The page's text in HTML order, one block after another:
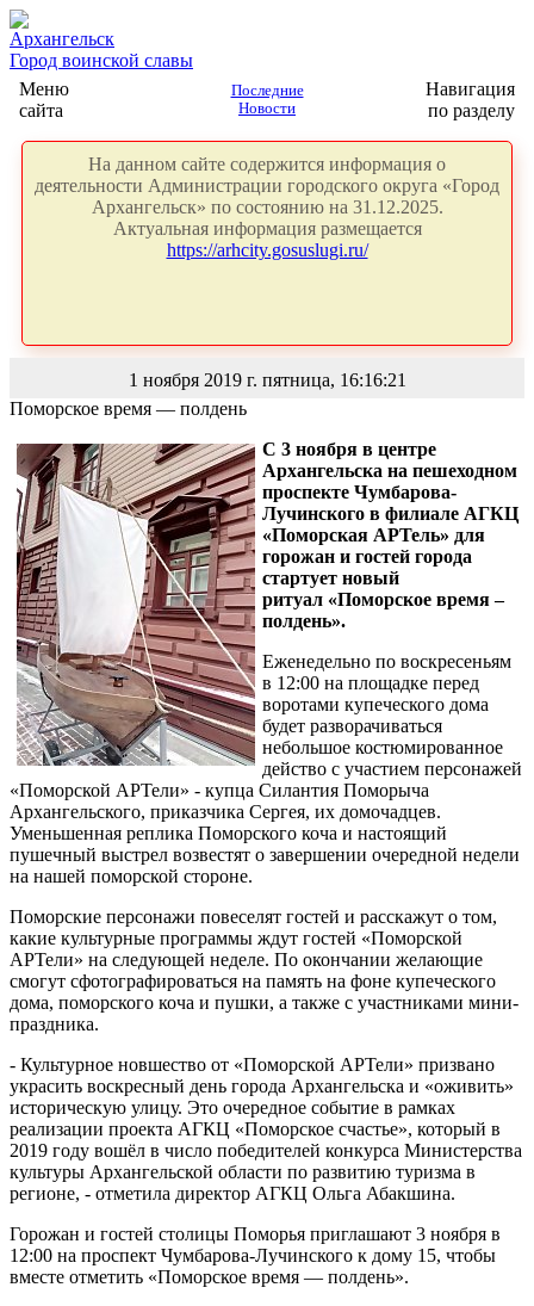
Архангельск
Город воинской славы
Меню
сайта
Последние
Новости
Навигация
по разделу
На данном сайте содержится информация о
деятельности Администрации городского округа «Город
Архангельск» по состоянию на 31.12.2025.
Актуальная информация размещается
https://arhcity.gosuslugi.ru/
1 ноября 2019 г. пятница, 16:16:21
Поморское время — полдень
С 3 ноября в центре
Архангельска на пешеходном
проспекте Чумбарова-
Лучинского в филиале АГКЦ
«Поморская АРТель» для
горожан и гостей города
стартует новый
ритуал «Поморское время –
полдень».
Еженедельно по воскресеньям
в 12:00 на площадке перед
воротами купеческого дома
будет разворачиваться
небольшое костюмированное
действо с участием персонажей
«Поморской АРТели» - купца Силантия Поморыча
Архангельского, приказчика Сергея, их домочадцев.
Уменьшенная реплика Поморского коча и настоящий
пушечный выстрел возвестят о завершении очередной недели
на нашей поморской стороне.
Поморские персонажи повеселят гостей и расскажут о том,
какие культурные программы ждут гостей «Поморской
АРТели» на следующей неделе. По окончании желающие
смогут сфотографироваться на память на фоне купеческого
дома, поморского коча и пушки, а также с участниками мини-
праздника.
- Культурное новшество от «Поморской АРТели» призвано
украсить воскресный день города Архангельска и «оживить»
историческую улицу. Это очередное событие в рамках
реализации проекта АГКЦ «Поморское счастье», который в
2019 году вошёл в число победителей конкурса Министерства
культуры Архангельской области по развитию туризма в
регионе, - отметила директор АГКЦ Ольга Абакшина.
Горожан и гостей столицы Поморья приглашают 3 ноября в
12:00 на проспект Чумбарова-Лучинского к дому 15, чтобы
вместе отметить «Поморское время — полдень».